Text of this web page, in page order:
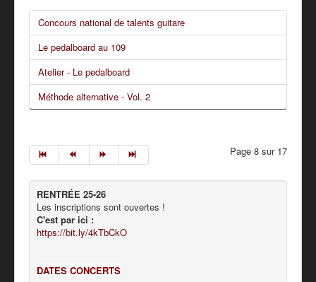
Concours national de talents guitare
Le pedalboard au 109
Atelier - Le pedalboard
Méthode alternative - Vol. 2
Page 8 sur 17
RENTRÉE 25-26
Les inscriptions sont ouvertes !
C'est par ici :
https://bit.ly/4kTbCkO
DATES CONCERTS